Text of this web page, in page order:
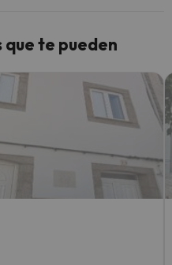
te pueden